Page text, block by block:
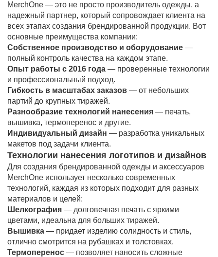
MerchOne — это не просто производитель одежды, а
надежный партнер, который сопровождает клиента на
всех этапах создания брендированной продукции. Вот
основные преимущества компании:
Собственное производство и оборудование —
полный контроль качества на каждом этапе.
Опыт работы с 2016 года — проверенные технологии
и профессиональный подход.
Гибкость в масштабах заказов — от небольших
партий до крупных тиражей.
Разнообразие технологий нанесения — печать,
вышивка, термоперенос и другие.
Индивидуальный дизайн — разработка уникальных
макетов под задачи клиента.
Технологии нанесения логотипов и дизайнов
Для создания брендированной одежды и аксессуаров
MerchOne использует несколько современных
технологий, каждая из которых подходит для разных
материалов и целей:
Шелкография — долговечная печать с яркими
цветами, идеальна для больших тиражей.
Вышивка — придает изделию солидность и стиль,
отлично смотрится на рубашках и толстовках.
Термоперенос — позволяет наносить сложные